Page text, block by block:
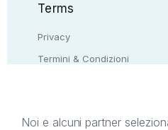
Terms
Privacy
Termini & Condizioni
Noi e alcuni partner